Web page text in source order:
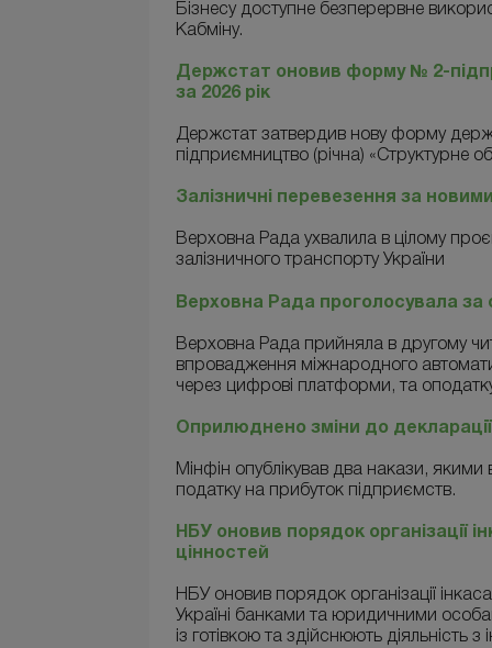
Бізнесу доступне безперервне
Кабміну.
Держстат оновив форму № 2-
за 2026 рік
Держстат затвердив нову форму
підприємництво (річна) «Структурне
Залізничні перевезення за
Верховна Рада ухвалила в цілому
залізничного транспорту України
Верховна Рада проголосувала
Верховна Рада прийняла в другому
впровадження міжнародного
через цифрові платформи, та
Оприлюднено зміни до
Мінфін опублікував два накази,
податку на прибуток підприємств.
НБУ оновив порядок організації
цінностей
НБУ оновив порядок організації
Україні банками та юридичними
із готівкою та здійснюють діяльність